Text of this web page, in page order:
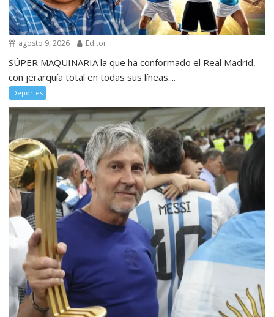
agosto 9, 2026 Editor
SÚPER MAQUINARIA la que ha conformado el Real Madrid,
con jerarquía total en todas sus líneas....
Deportes